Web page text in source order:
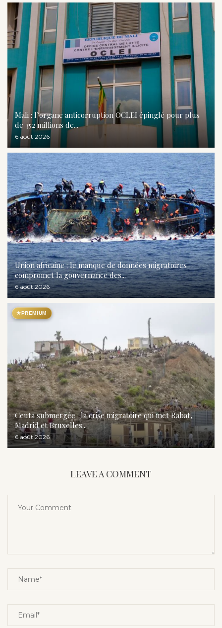
Mali : l’organe anticorruption OCLEI épinglé pour plus
de 352 millions de...
6 août 2026
Union africaine : le manque de données migratoires
compromet la gouvernance des...
6 août 2026
★ PREMIUM
Ceuta submergée : la crise migratoire qui met Rabat,
Madrid et Bruxelles...
6 août 2026
LEAVE A COMMENT